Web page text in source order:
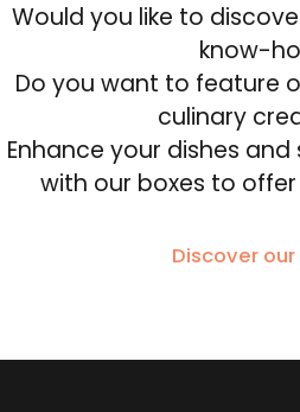
Would you like to
know-
Do you want to feature
culinary
Enhance your dishes
with our boxes to
Discover